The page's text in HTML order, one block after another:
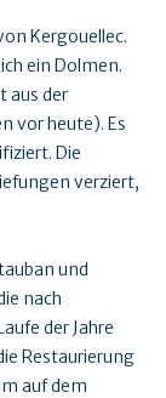
Kergouellec.
ein Dolmen.
aus der
vor heute). Es
Die
verziert,
und
nach
der Jahre
Restaurierung
auf dem